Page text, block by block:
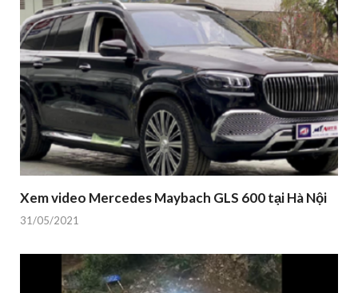
Xem video Mercedes Maybach GLS 600 tại Hà Nội
31/05/2021